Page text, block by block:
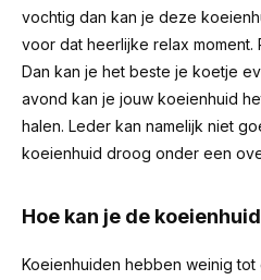
vochtig dan kan je deze
voor dat heerlijke relax moment.
Dan kan je het beste je koetje
avond kan je jouw koeienhuid
halen. Leder kan namelijk niet
koeienhuid droog onder een
Hoe kan je de
Koeienhuiden hebben weinig